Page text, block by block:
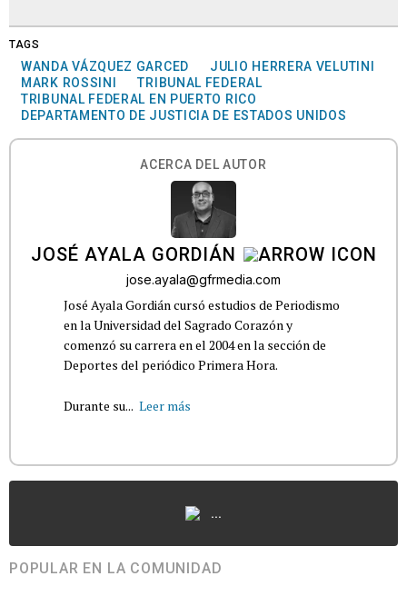
TAGS
WANDA VÁZQUEZ GARCED
JULIO HERRERA VELUTINI
MARK ROSSINI
TRIBUNAL FEDERAL
TRIBUNAL FEDERAL EN PUERTO RICO
DEPARTAMENTO DE JUSTICIA DE ESTADOS UNIDOS
ACERCA DEL AUTOR
JOSÉ AYALA GORDIÁN
jose.ayala@gfrmedia.com
José Ayala Gordián cursó estudios de Periodismo
en la Universidad del Sagrado Corazón y
comenzó su carrera en el 2004 en la sección de
Deportes del periódico Primera Hora.
Durante su... Leer más
...
POPULAR EN LA COMUNIDAD